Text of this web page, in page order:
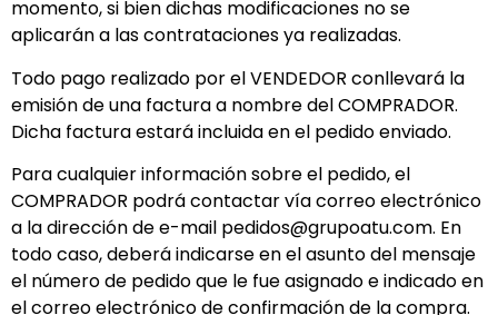
momento, si bien dichas modificaciones no se
aplicarán a las contrataciones ya realizadas.
Todo pago realizado por el VENDEDOR conllevará la
emisión de una factura a nombre del COMPRADOR.
Dicha factura estará incluida en el pedido enviado.
Para cualquier información sobre el pedido, el
COMPRADOR podrá contactar vía correo electrónico
a la dirección de e-mail pedidos@grupoatu.com. En
todo caso, deberá indicarse en el asunto del mensaje
el número de pedido que le fue asignado e indicado en
el correo electrónico de confirmación de la compra.